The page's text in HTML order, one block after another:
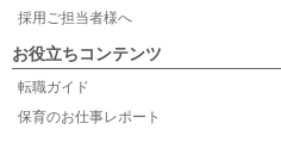
採用ご担当者様へ
お役立ちコンテンツ
転職ガイド
保育のお仕事レポート